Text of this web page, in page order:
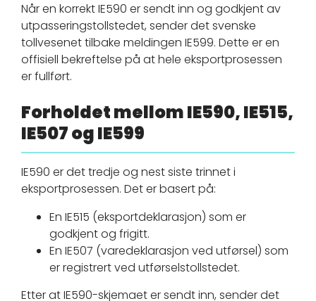
Når en korrekt IE590 er sendt inn og godkjent av
utpasseringstollstedet, sender det svenske
tollvesenet tilbake meldingen IE599. Dette er en
offisiell bekreftelse på at hele eksportprosessen
er fullført.
Forholdet mellom IE590, IE515,
IE507 og IE599
IE590 er det tredje og nest siste trinnet i
eksportprosessen. Det er basert på:
En IE515 (eksportdeklarasjon) som er
godkjent og frigitt.
En IE507 (varedeklarasjon ved utførsel) som
er registrert ved utførselstollstedet.
Etter at IE590-skjemaet er sendt inn, sender det